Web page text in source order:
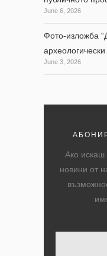
June 6, 2026
Фото-изложба
археологически
June 3, 2026
Ако
новини от